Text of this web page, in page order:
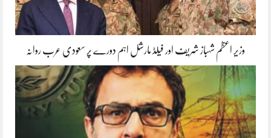
وزیر اعظم شہباز شریف اور فیلڈ مارشل اہم دورے پر سعودی عرب روانہ